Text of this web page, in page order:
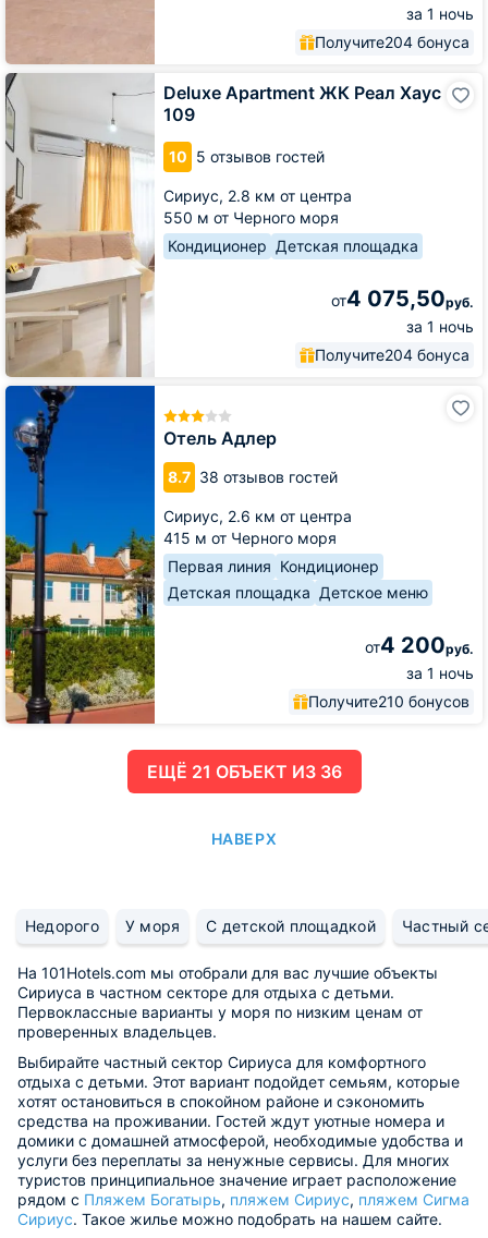
за 1 ночь
Получите204 бонуса
Deluxe Apartment ЖК Реал Хаус
109
10 5 отзывов гостей
Сириус, 2.8 км от центра
550 м от Черного моря
Кондиционер Детская площадка
от4 075,50руб.
за 1 ночь
Получите204 бонуса
Deluxe
Apartment
ЖК
Реал
Хаус
109
Отель Адлер
8.7 38 отзывов гостей
Сириус, 2.6 км от центра
415 м от Черного моря
Первая линия Кондиционер
Детская площадка Детское меню
от4 200руб.
за 1 ночь
Получите210 бонусов
Отель
Адлер
ЕЩË 21 ОБЪЕКТ ИЗ 36
НАВЕРХ
Недорого У моря С детской площадкой Частный
На 101Hotels.com мы отобрали для вас лучшие объекты
Сириуса в частном секторе для отдыха с детьми.
Первоклассные варианты у моря по низким ценам от
проверенных владельцев.
Выбирайте частный сектор Сириуса для комфортного
отдыха с детьми. Этот вариант подойдет семьям, которые
хотят остановиться в спокойном районе и сэкономить
средства на проживании. Гостей ждут уютные номера и
домики с домашней атмосферой, необходимые удобства и
услуги без переплаты за ненужные сервисы. Для многих
туристов принципиальное значение играет расположение
рядом с Пляжем Богатырь, пляжем Сириус, пляжем Сигма
Сириус. Такое жилье можно подобрать на нашем сайте.